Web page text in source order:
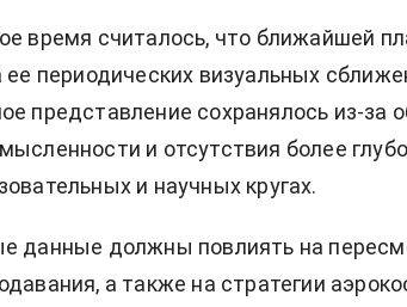
время считалось, что ближайшей
ее периодических визуальных
представление сохранялось из-за
и отсутствия более
и научных кругах.
данные должны повлиять на
а также на стратегии